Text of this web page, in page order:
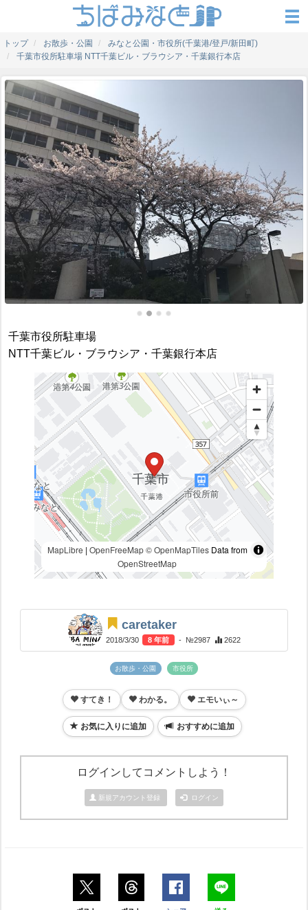
トップ お散歩・公園
みなと公園・市役所(千葉港/登戸/新田町)
千葉市役所駐車場 NTT千葉ビル・ブラウシア・千葉銀行本店
千葉市役所駐車場
NTT千葉ビル・ブラウシア・千葉銀行本店
MapLibre | OpenFreeMap © OpenMapTilesData from
OpenStreetMap
caretaker
2018/3/30 8 年前 - №2987 2622
お散歩・公園 市役所
すてき！ わかる。 エモいぃ～
お気に入りに追加 おすすめに追加
ログインしてコメントしよう！
新規アカウント登録 ログイン